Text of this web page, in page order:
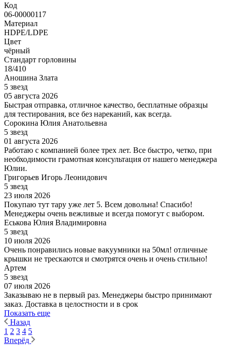
Код
06-00000117
Материал
HDPE/LDPE
Цвет
чёрный
Стандарт горловины
18/410
Аношина Злата
5 звезд
05 августа 2026
Быстрая отправка, отличное качество, бесплатные образцы
для тестирования, все без нареканий, как всегда.
Сорокина Юлия Анатольевна
5 звезд
01 августа 2026
Работаю с компанией более трех лет. Все быстро, четко, при
необходимости грамотная консультация от нашего менеджера
Юлии.
Григорьев Игорь Леонидович
5 звезд
23 июля 2026
Покупаю тут тару уже лет 5. Всем довольна! Спасибо!
Менеджеры очень вежливые и всегда помогут с выбором.
Еськова Юлия Владимировна
5 звезд
10 июля 2026
Очень понравились новые вакуумники на 50мл! отличные
крышки не трескаются и смотрятся очень и очень стильно!
Артем
5 звезд
07 июля 2026
Заказываю не в первый раз. Менеджеры быстро принимают
заказ. Доставка в целостности и в срок
Показать еще
Назад
1 2 3 4 5
Вперёд